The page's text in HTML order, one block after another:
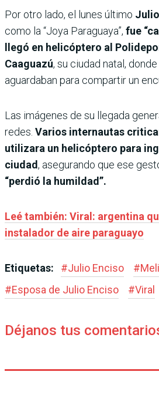
Por otro lado, el lunes último
como la “Joya Paraguaya”, fue
llegó en helicóptero al
Caaguazú, su ciudad natal,
aguardaban para compartir un
Las imágenes de su llegada
redes. Varios internautas
utilizara un helicóptero para
ciudad, asegurando que ese
“perdió la humildad”.
Leé también: Viral: argentina
instalador de aire paraguayo
Etiquetas: #Julio Enciso #
#Esposa de Julio Enciso #Viral
Déjanos tus